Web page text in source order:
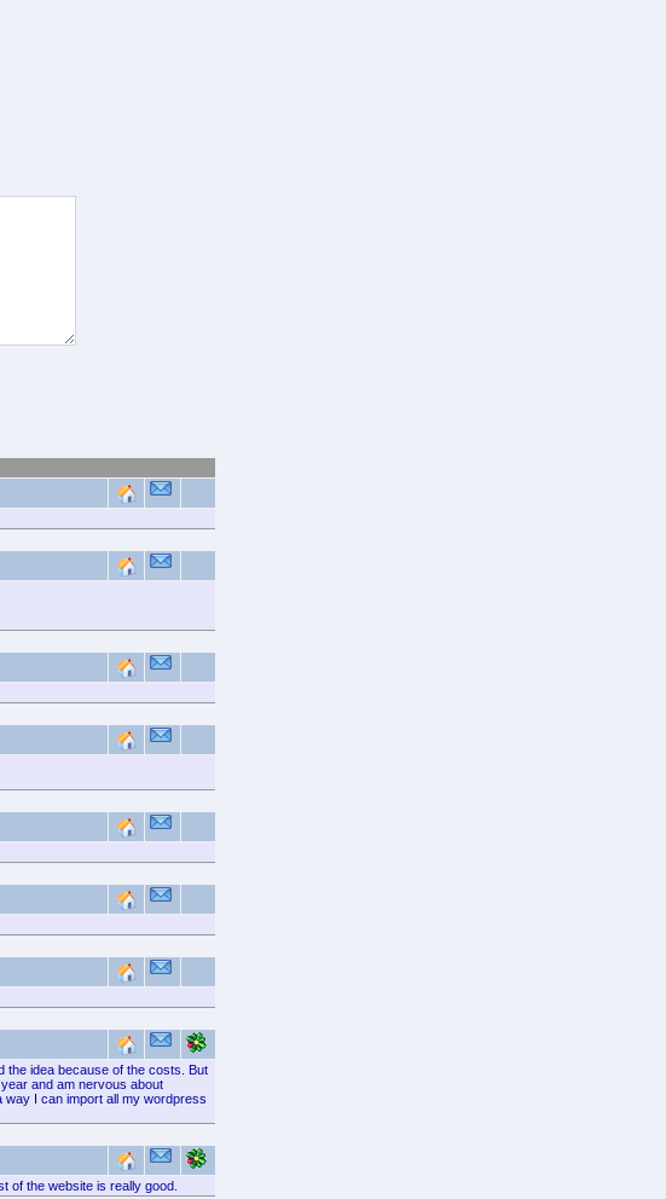
the idea because of the costs. But
and am nervous about
way I can import all my wordpress
of the website is really good.